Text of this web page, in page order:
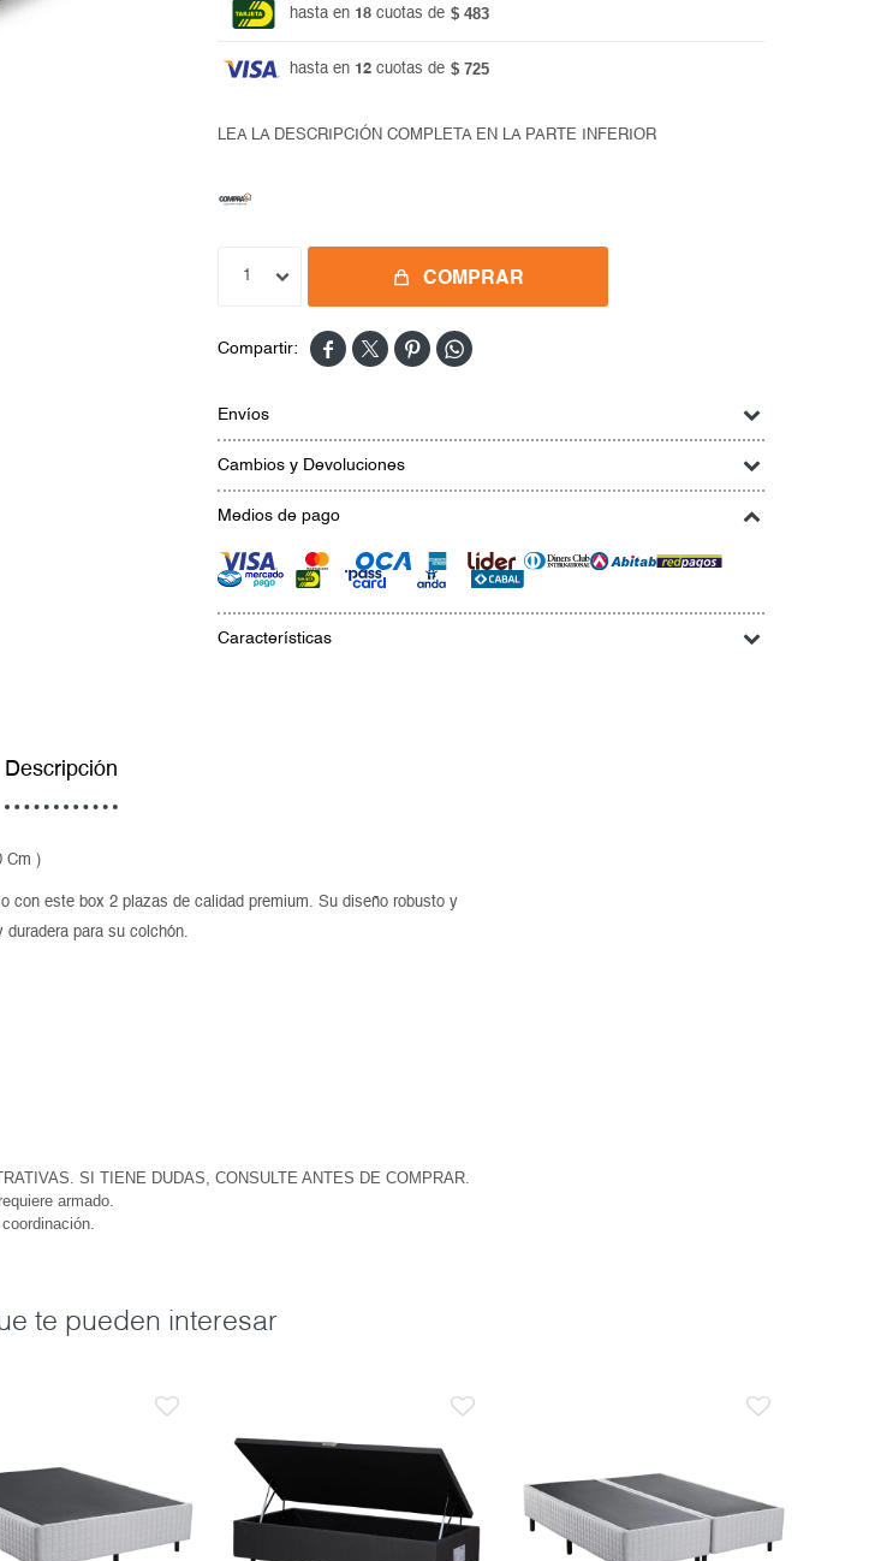
hasta en 18 cuotas de $ 483
hasta en 12 cuotas de $ 725
LEA LA DESCRIPCIÓN COMPLETA EN LA PARTE INFERIOR
1 COMPRAR
   
Envíos
Cambios y Devoluciones
Medios de pago
Características
Descripción
Cm )
con este box 2 plazas de calidad premium. Su diseño robusto y
para su colchón.
SI TIENE DUDAS, CONSULTE ANTES DE COMPRAR.
armado.
te pueden interesar